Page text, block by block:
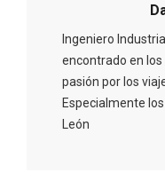
Ingeniero
encontrado en
pasión por los
Especialmente
León
Itinerarios
Pino 2026